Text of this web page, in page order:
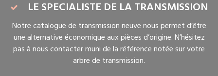
LE SPECIALISTE DE LA TRANSMISSION
Notre catalogue de transmission neuve nous permet d’être
une alternative économique aux pièces d’origine. N’hésitez
pas à nous contacter muni de la référence notée sur votre
arbre de transmission.